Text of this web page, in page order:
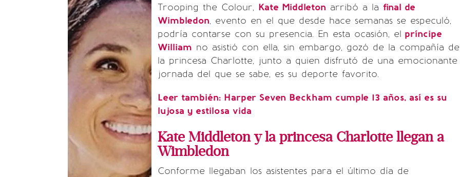
Trooping the Colour, Kate Middleton arribó a la final de
Wimbledon, evento en el que desde hace semanas se especuló,
podría contarse con su presencia. En esta ocasión, el príncipe
William no asistió con ella, sin embargo, gozó de la compañía de
la princesa Charlotte, junto a quien disfrutó de una emocionante
jornada del que se sabe, es su deporte favorito.
Leer también: Harper Seven Beckham cumple 13 años, así es su
lujosa y estilosa vida
Kate Middleton y la princesa Charlotte llegan a
Wimbledon
Conforme llegaban los asistentes para el último día de